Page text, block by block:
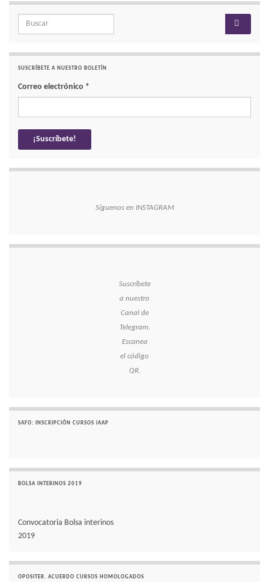
Search for:
SUSCRÍBETE A NUESTRO BOLETÍN
Correo electrónico *
Síguenos en INSTAGRAM
Suscríbete
a nuestro
Canal de
Telegram.
Escanea
el código
QR.
SAFO: INSCRIPCIÓN CURSOS IAAP
BOLSA INTERINOS 2019
Convocatoria Bolsa interinos
2019
OPOSITER. ACUERDO CURSOS HOMOLOGADOS